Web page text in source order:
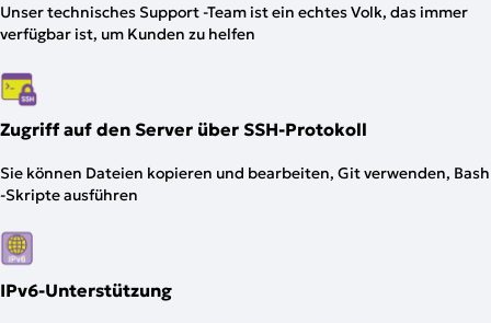
Unser technisches Support -Team ist ein echtes Volk, das immer
verfügbar ist, um Kunden zu helfen
Zugriff auf den Server über SSH-Protokoll
Sie können Dateien kopieren und bearbeiten, Git verwenden, Bash
-Skripte ausführen
IPv6-Unterstützung